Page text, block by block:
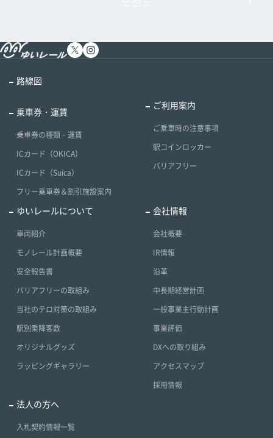
路線図
乗車券・運賃
乗車券の種類・運賃
ICカード（OKICA）
ICカード（Suica）
フリー乗車券＆割引施設案内
ご利用案内
ご乗車時の注意事項
駅コインロッカー
バリアフリー
ゆいレールについて
車両紹介
モノレール計画概要
安全報告書
バリアフリーの取組み
当社のテロ対策の取組み
駅別乗降客数
オリジナルグッズ
ラッピングギャラリー
会社情報
会社概要
IR情報
沿革
中長期経営計画
一般事業主行動計画
事業評価
DXへの取り組み
アクセスマップ
採用情報
法人の方へ
入札契約情報一覧